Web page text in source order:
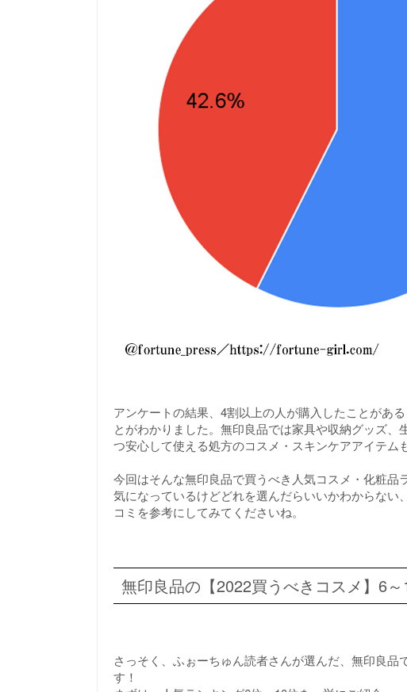
アンケートの結果、4割以上の人が購入したことがあ
とがわかりました。無印良品では家具や収納グッズ
つ安心して使える処方のコスメ・スキンケアアイテムも
今回はそんな無印良品で買うべき人気コスメ・化粧品
気になっているけどどれを選んだらいいかわからな
コミを参考にしてみてくださいね。
無印良品の【2022買うべきコスメ】6～
さっそく、ふぉーちゅん読者さんが選んだ、無印良
す！